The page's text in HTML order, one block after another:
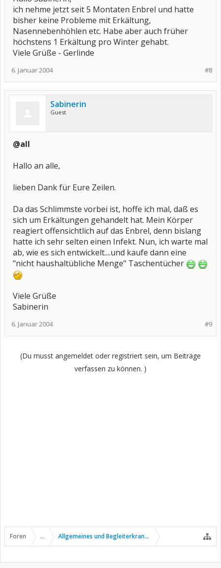
ich nehme jetzt seit 5 Montaten Enbrel und hatte
bisher keine Probleme mit Erkältung,
Nasennebenhöhlen etc. Habe aber auch früher
höchstens 1 Erkältung pro Winter gehabt.
Viele Grüße - Gerlinde
#8
6. Januar 2004
Sabinerin
Guest
@all
Hallo an alle,
lieben Dank für Eure Zeilen.
Da das Schlimmste vorbei ist, hoffe ich mal, daß es
sich um Erkältungen gehandelt hat. Mein Körper
reagiert offensichtlich auf das Enbrel, denn bislang
hatte ich sehr selten einen Infekt. Nun, ich warte mal
ab, wie es sich entwickelt....und kaufe dann eine
"nicht haushaltübliche Menge" Taschentücher
Viele Grüße
Sabinerin
#9
6. Januar 2004
(Du musst angemeldet oder registriert sein, um Beiträge
verfassen zu können. )
Foren ... Allgemeines und Begleiterkrankungen